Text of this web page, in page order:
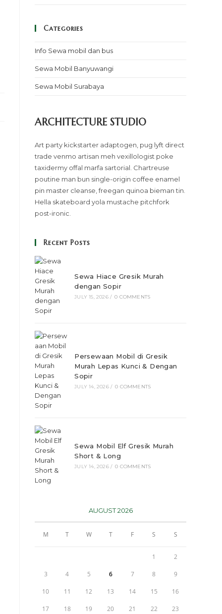
Categories
Info Sewa mobil dan bus
Sewa Mobil Banyuwangi
Sewa Mobil Surabaya
ARCHITECTURE STUDIO
Art party kickstarter adaptogen, pug lyft direct
trade venmo artisan meh vexillologist poke
taxidermy offal marfa sartorial. Chartreuse
poutine man bun single-origin coffee enamel
pin master cleanse, freegan quinoa bieman tin.
Hella skateboard yola mustache pitchfork
post-ironic.
Recent Posts
Sewa Hiace Gresik Murah
dengan Sopir
JULY 15, 2026 / 0 COMMENTS
Persewaan Mobil di Gresik
Murah Lepas Kunci & Dengan
Sopir
JULY 14, 2026 / 0 COMMENTS
Sewa Mobil Elf Gresik Murah
Short & Long
JULY 14, 2026 / 0 COMMENTS
AUGUST 2026
M T W T F S S
1 2
3 4 5 6 7 8 9
10 11 12 13 14 15 16
17 18 19 20 21 22 23